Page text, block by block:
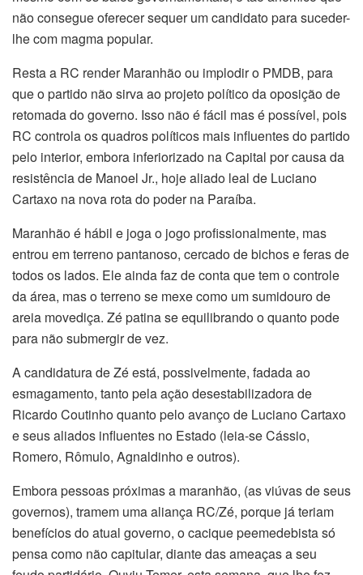
não consegue oferecer sequer um candidato para suceder-
lhe com magma popular.
Resta a RC render Maranhão ou implodir o PMDB, para
que o partido não sirva ao projeto político da oposição de
retomada do governo. Isso não é fácil mas é possível, pois
RC controla os quadros políticos mais influentes do partido
pelo interior, embora inferiorizado na Capital por causa da
resistência de Manoel Jr., hoje aliado leal de Luciano
Cartaxo na nova rota do poder na Paraíba.
Maranhão é hábil e joga o jogo profissionalmente, mas
entrou em terreno pantanoso, cercado de bichos e feras de
todos os lados. Ele ainda faz de conta que tem o controle
da área, mas o terreno se mexe como um sumidouro de
areia movediça. Zé patina se equilibrando o quanto pode
para não submergir de vez.
A candidatura de Zé está, possivelmente, fadada ao
esmagamento, tanto pela ação desestabilizadora de
Ricardo Coutinho quanto pelo avanço de Luciano Cartaxo
e seus aliados influentes no Estado (leia-se Cássio,
Romero, Rômulo, Agnaldinho e outros).
Embora pessoas próximas a maranhão, (as viúvas de seus
governos), tramem uma aliança RC/Zé, porque já teriam
benefícios do atual governo, o cacique peemedebista só
pensa como não capitular, diante das ameaças a seu